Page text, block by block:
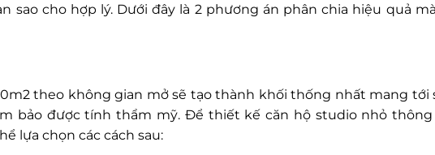
sao cho hợp lý. Dưới đây là 2 phương án phân chia hiệu quả
theo không gian mở sẽ tạo thành khối thống nhất mang tới
bảo được tính thẩm mỹ. Để thiết kế căn hộ studio nhỏ
lựa chọn các cách sau: